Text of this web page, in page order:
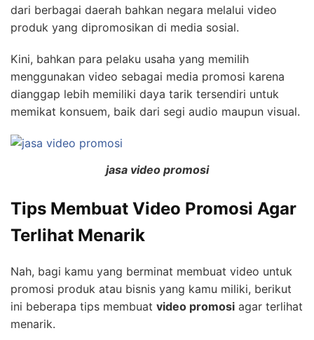
dari berbagai daerah bahkan negara melalui video
produk yang dipromosikan di media sosial.
Kini, bahkan para pelaku usaha yang memilih
menggunakan video sebagai media promosi karena
dianggap lebih memiliki daya tarik tersendiri untuk
memikat konsuem, baik dari segi audio maupun visual.
jasa video promosi
Tips Membuat Video Promosi Agar
Terlihat Menarik
Nah, bagi kamu yang berminat membuat video untuk
promosi produk atau bisnis yang kamu miliki, berikut
ini beberapa tips membuat video promosi agar terlihat
menarik.